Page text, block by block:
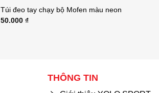
Túi đeo tay chạy bộ Mofen màu neon
50.000₫
THÔNG TIN